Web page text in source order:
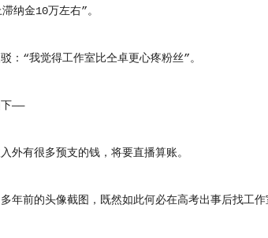
纳金10万左右”。
“我觉得工作室比仝卓更心疼粉丝”。
——
有很多预支的钱，将要直播算账。
前的头像截图，既然如此何必在高考出事后找工作